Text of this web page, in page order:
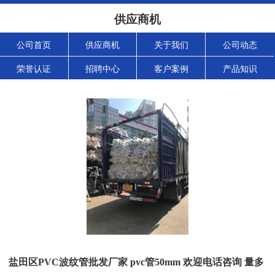
供应商机
公司首页 供应商机 关于我们 公司动态
荣誉认证 招聘中心 客户案例 产品知识
盐田区PVC波纹管批发厂家 pvc管50mm 欢迎电话咨询 量多